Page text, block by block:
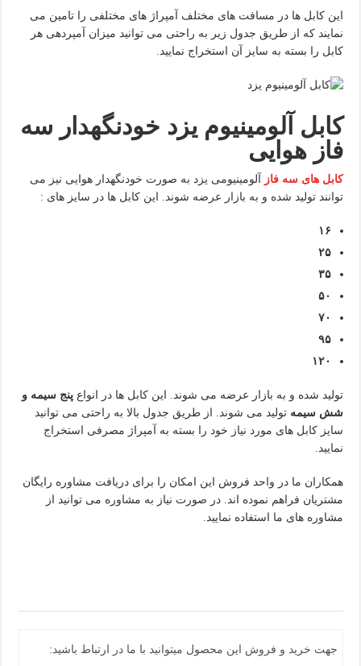
این کابل ها در مسافت های مختلف آمپراژ های مختلفی را تامین می
نمایند که از طریق جدول زیر به راحتی می توانید میزان آمپردهی هر
کابل را بسته به سایز آن استخراج نمایید.
کابل آلومینیوم یزد خودنگهدار سه
فاز هوایی
کابل های سه فاز
آلومینیومی یزد به صورت خودنگهدار هوایی نیز می
توانند تولید شده و به بازار عرضه شوند. این کابل ها در سایز های :
۱۶
۲۵
۳۵
۵۰
۷۰
۹۵
۱۲۰
تولید شده و به بازار عرضه می شوند. این کابل ها در انواعپنج سیمه و
شش سیمه تولید می شوند. از طریق جدول بالا به راحتی می توانید
سایز کابل های مورد نیاز خود را بسته به آمپراژ مصرفی استخراج
نمایید.
همکاران ما در واحد فروش این امکان را برای دریافت مشاوره رایگان
مشتریان فراهم نموده اند. در صورت نیاز به مشاوره می توانید از
مشاوره های ما استفاده نمایید.
جهت خرید و فروش این محصول میتوانید با ما در ارتباط باشید: